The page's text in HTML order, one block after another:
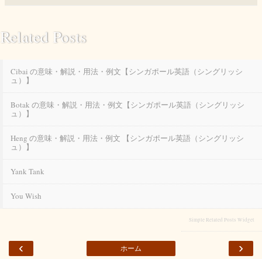
Related Posts
Cibai の意味・解説・用法・例文【シンガポール英語（シングリッシ
ュ）】
Botak の意味・解説・用法・例文【シンガポール英語（シングリッシ
ュ）】
Heng の意味・解説・用法・例文 【シンガポール英語（シングリッシ
ュ）】
Yank Tank
You Wish
Simple Related Posts Widget
‹ ›
ホーム